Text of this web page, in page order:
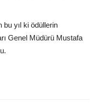
bu yıl ki ödüllerin
Genel Müdürü Mustafa